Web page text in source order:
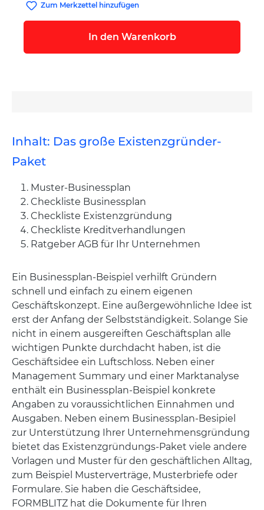
Zum Merkzettel hinzufügen
In den Warenkorb
Inhalt: Das große Existenzgründer-
Paket
Muster-Businessplan
Checkliste Businessplan
Checkliste Existenzgründung
Checkliste Kreditverhandlungen
Ratgeber AGB für Ihr Unternehmen
Ein Businessplan-Beispiel verhilft Gründern
schnell und einfach zu einem eigenen
Geschäftskonzept. Eine außergewöhnliche Idee ist
erst der Anfang der Selbstständigkeit. Solange Sie
nicht in einem ausgereiften Geschäftsplan alle
wichtigen Punkte durchdacht haben, ist die
Geschäftsidee ein Luftschloss. Neben einer
Management Summary und einer Marktanalyse
enthält ein Businessplan-Beispiel konkrete
Angaben zu voraussichtlichen Einnahmen und
Ausgaben. Neben einem Businessplan-Besipiel
zur Unterstützung Ihrer Unternehmensgründung
bietet das Existenzgründungs-Paket viele andere
Vorlagen und Muster für den geschäftlichen Alltag,
zum Beispiel Musterverträge, Musterbriefe oder
Formulare. Sie haben die Geschäftsidee,
FORMBLITZ hat die Dokumente für Ihren